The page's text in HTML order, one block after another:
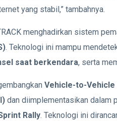
yang stabil,” tambahnya.
menghadirkan sistem
. Teknologi ini mampu
saat berkendara, serta
Vehicle-to-Vehicle
dan diimplementasikan dalam
Rally. Teknologi ini